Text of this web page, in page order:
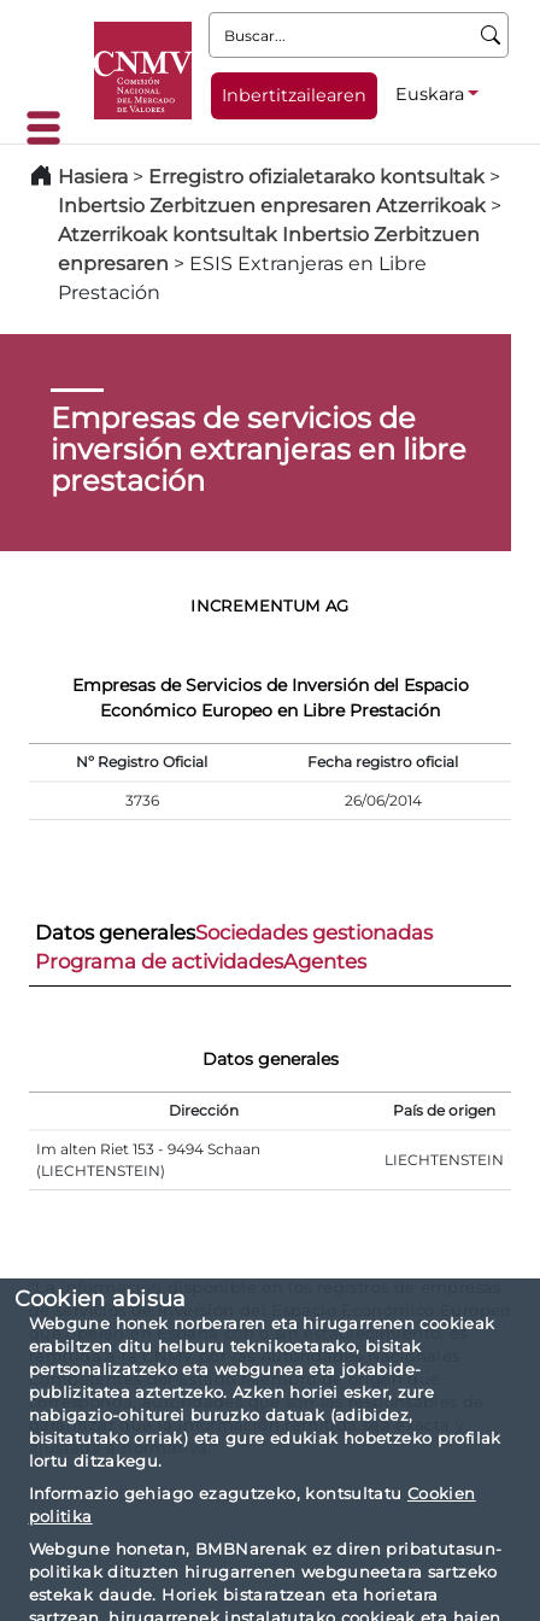
Cookien abisua
Webgune honek norberaren eta hirugarrenen cookieak
erabiltzen ditu helburu teknikoetarako, bisitak
pertsonalizatzeko eta webgunea eta jokabide-
publizitatea aztertzeko. Azken horiei esker, zure
nabigazio-ohiturei buruzko datuak (adibidez,
bisitatutako orriak) eta gure edukiak hobetzeko profilak
lortu ditzakegu.
Informazio gehiago ezagutzeko, kontsultatu Cookien
politika
Webgune honetan, BMBNarenak ez diren pribatutasun-
politikak dituzten hirugarrenen webguneetara sartzeko
estekak daude. Horiek bistaratzean eta horietara
Buscar:
Inbertitzailearen Euskara
Hasiera > Erregistro ofizialetarako kontsultak>
Inbertsio Zerbitzuen enpresaren Atzerrikoak>
Atzerrikoak kontsultak Inbertsio Zerbitzuen
enpresaren > ESIS Extranjeras en Libre
Prestación
Empresas de servicios de
inversión extranjeras en libre
prestación
INCREMENTUM AG
Empresas de Servicios de Inversión del Espacio
Económico Europeo en Libre Prestación
Nº Registro Oficial Fecha registro oficial
3736 26/06/2014
Datos generalesSociedades gestionadas
Programa de actividadesAgentes
Datos generales
Dirección País de origen
Im alten Riet 153 - 9494 Schaan
(LIECHTENSTEIN)
LIECHTENSTEIN
"La información disponible en los registros de empresas
de servicios de inversión del Espacio Económico Europeo
que operan en España con o sin establecimiento, es
remitida a la CNMV por las Autoridades Nacionales
Competentes del Estado Miembro de origen que
corresponda, autoridades que son las responsables de
garantizar que la información remitida sea exacta y
ajustada a normativa."